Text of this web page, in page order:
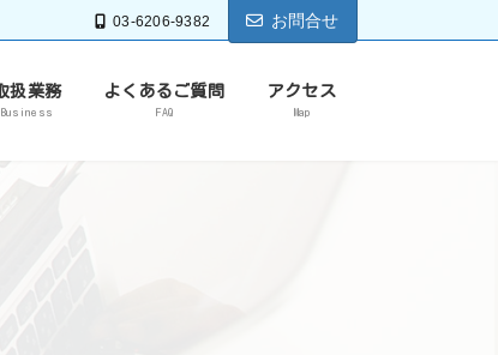
03-6206-9382 お問合せ
扱業務
Business
よくあるご質問
FAQ
アクセス
Map